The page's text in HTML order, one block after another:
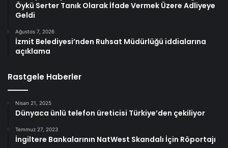
Öykü Serter Tanık Olarak İfade Vermek Üzere Adliyeye
Geldi
Ağustos 7, 2026
İzmit Belediyesi’nden Ruhsat Müdürlüğü iddialarına
açıklama
Rastgele Haberler
Nisan 21, 2025
Dünyaca ünlü telefon üreticisi Türkiye’den çekiliyor
Temmuz 27, 2023
İngiltere Bankalarının NatWest Skandalı İçin Röportajı